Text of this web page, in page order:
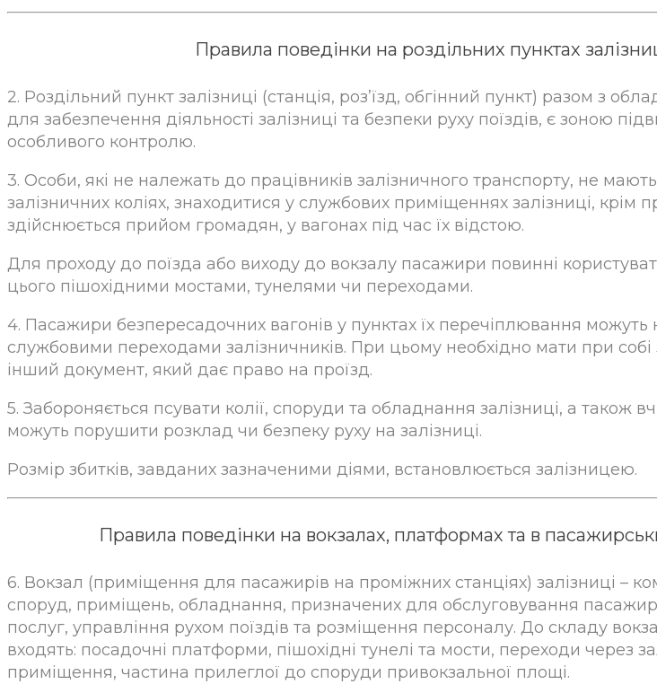
Правила поведінки на роздільних пунктах
2. Роздільний пункт залізниці (станція, роз’їзд, обгінний пункт) разом з
для забезпечення діяльності залізниці та безпеки руху поїздів, є зоною
особливого контролю.
3. Особи, які не належать до працівників залізничного транспорту, не
залізничних коліях, знаходитися у службових приміщеннях залізниці, крім
здійснюється прийом громадян, у вагонах під час їх відстою.
Для проходу до поїзда або виходу до вокзалу пасажири повинні
цього пішохідними мостами, тунелями чи переходами.
4. Пасажири безпересадочних вагонів у пунктах їх перечіплювання можуть
службовими переходами залізничників. При цьому необхідно мати при собі
інший документ, який дає право на проїзд.
5. Забороняється псувати колії, споруди та обладнання залізниці, а також
можуть порушити розклад чи безпеку руху на залізниці.
Розмір збитків, завданих зазначеними діями, встановлюється залізницею.
Правила поведінки на вокзалах, платформах та в
6. Вокзал (приміщення для пасажирів на проміжних станціях) залізниці –
споруд, приміщень, обладнання, призначених для обслуговування
послуг, управління рухом поїздів та розміщення персоналу. До складу
входять: посадочні платформи, пішохідні тунелі та мости, переходи через
приміщення, частина прилеглої до споруди привокзальної площі.